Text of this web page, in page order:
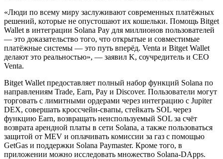
«Люди по всему миру заслуживают современных платёжных
решений, которые не опустошают их кошельки. Помощь Bitget
Wallet в интеграции Solana Pay для миллионов пользователей
— это доказательство того, что открытые и совместимые
платёжные системы — это путь вперёд. Venta и Bitget Wallet
делают это реальностью», — заявил K, соучредитель и CEO
Venta.
Bitget Wallet предоставляет полный набор функций Solana по
направлениям Trade, Earn, Pay и Discover. Пользователи могут
торговать с лимитными ордерами через интеграцию с Jupiter
DEX, совершать кроссчейн-свапы, стейкать SOL через
функцию Earn, возвращать неиспользуемый SOL за счёт
возврата арендной платы в сети Solana, а также пользоваться
защитой от MEV и оплачивать комиссии за газ с помощью
GetGas и поддержки Solana Paymaster. Кроме того, в
приложении можно исследовать множество Solana-DApps.